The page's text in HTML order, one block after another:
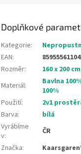
Doplňkové
Kategorie:
EAN:
Rozměr:
160 x 200 cm
Materiál:
Bavlna
100%
Použití:
2v1
Barva:
bílá
Vyrábíme
v:
ČR
Značka: